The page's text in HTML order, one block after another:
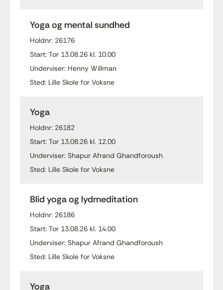
Yoga og mental sundhed
Holdnr: 26176
Start: Tor 13.08.26 kl. 10.00
Underviser: Henny Willman
Sted: Lille Skole for Voksne
Yoga
Holdnr: 26182
Start: Tor 13.08.26 kl. 12.00
Underviser: Shapur Afrand Ghandforoush
Sted: Lille Skole for Voksne
Blid yoga og lydmeditation
Holdnr: 26186
Start: Tor 13.08.26 kl. 14.00
Underviser: Shapur Afrand Ghandforoush
Sted: Lille Skole for Voksne
Yoga